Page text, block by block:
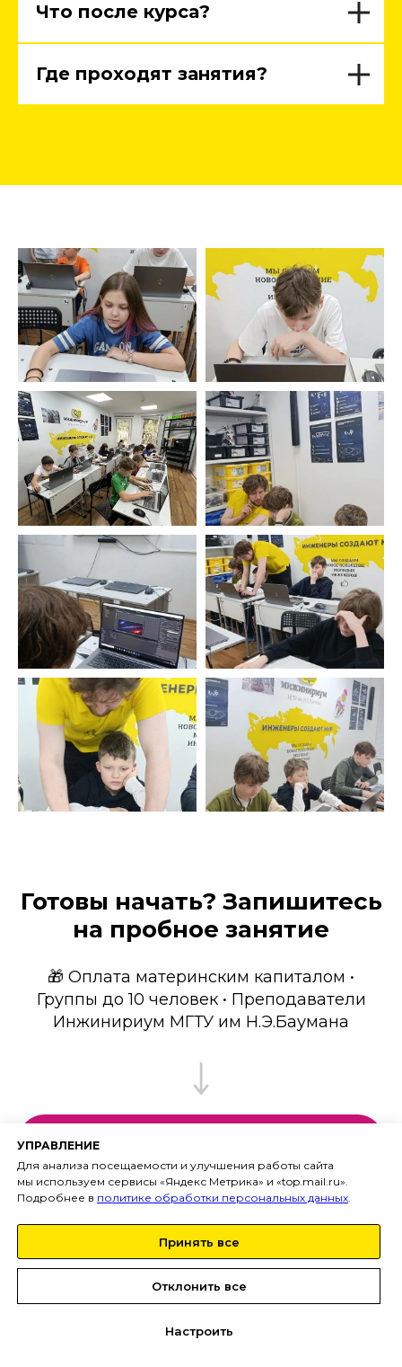
Что после курса?
Где проходят занятия?
Готовы начать? Запишитесь
на пробное занятие
🎁 Оплата материнским капиталом •
Группы до 10 человек • Преподаватели
Инжинириум МГТУ им Н.Э.Баумана
После курса Дополненная
УПРАВЛЕНИЕ
Для анализа посещаемости и улучшения работы сайта
мы используем сервисы «Яндекс Метрика» и «top.mail.ru».
Подробнее в политике обработки персональных данных
Принять все
Отклонить все
Настроить